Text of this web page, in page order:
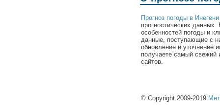
Прогноз погоды в Инегени
прогностических
особенностей погоды и
данные, поступающие с
обновление и уточнение
получаете самый свежий
сайтов.
© Copyright 2009-2019